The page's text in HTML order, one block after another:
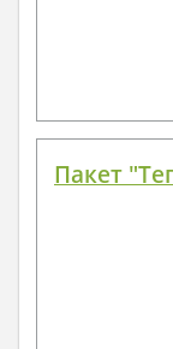
Пакет